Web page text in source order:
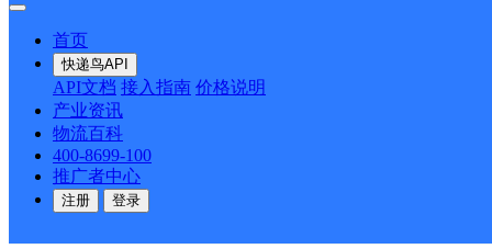
首页
快递鸟API
API文档 接入指南 价格说明
产业资讯
物流百科
400-8699-100
推广者中心
注册 登录
新文采花园代收点
顺丰速运
派送范围:全境